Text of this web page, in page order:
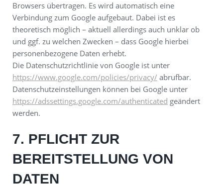
Browsers übertragen. Es wird automatisch eine
Verbindung zum Google aufgebaut. Dabei ist es
theoretisch möglich – aktuell allerdings auch unklar ob
und ggf. zu welchen Zwecken – dass Google hierbei
personenbezogene Daten erhebt.
Die Datenschutzrichtlinie von Google ist unter
https://www.google.com/policies/privacy/ abrufbar.
Datenschutzeinstellungen können bei Google unter
https://adssettings.google.com/authenticated geändert
werden.
7. PFLICHT ZUR
BEREITSTELLUNG VON
DATEN